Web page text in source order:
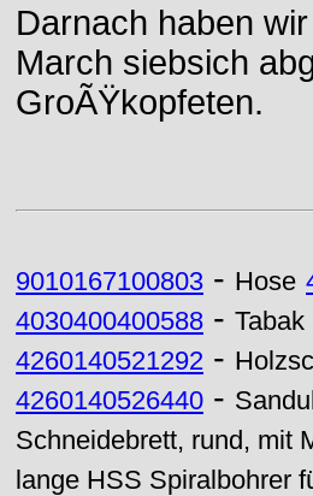
Darnach haben
March siebsich
GroÃŸkopfeten.
9010167100803 - Hose
4030400400588 - Tabak
4260140521292 -
4260140526440 -
Schneidebrett, rund, mit
lange HSS Spiralbohrer